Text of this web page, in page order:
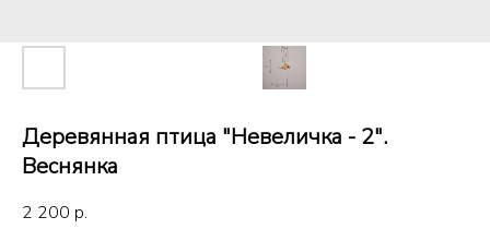
Деревянная птица "Невеличка - 2".
Веснянка
2 200 р.